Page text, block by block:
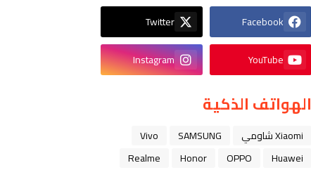
Facebook
Twitter
YouTube
Instagram
الهواتف الذكية
Xiaomi شاومي SAMSUNG
Vivo
Huawei
OPPO
Honor
Realme